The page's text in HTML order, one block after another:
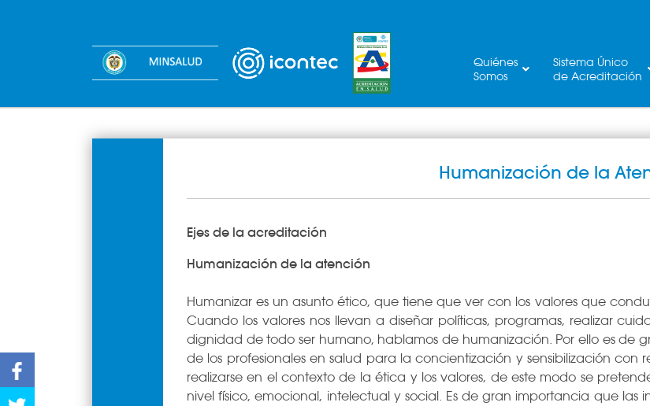
Quiénes
Somos
Sistema Único
de Acreditación
Humanización de la
​​​​​Ejes de la acreditación
Humanización de la atención
Humanizar es un asunto ético, que tiene que ver con los valores que
Cuando los valores nos llevan a diseñar políticas, programas, realizar
dignidad de todo ser humano, hablamos de humanización. Por ello es de
de los profesionales en salud para la concientización y sensibilización
realizarse en el contexto de la ética y los valores, de este modo se
nivel físico, emocional, intelectual y social. Es de gran importancia que las